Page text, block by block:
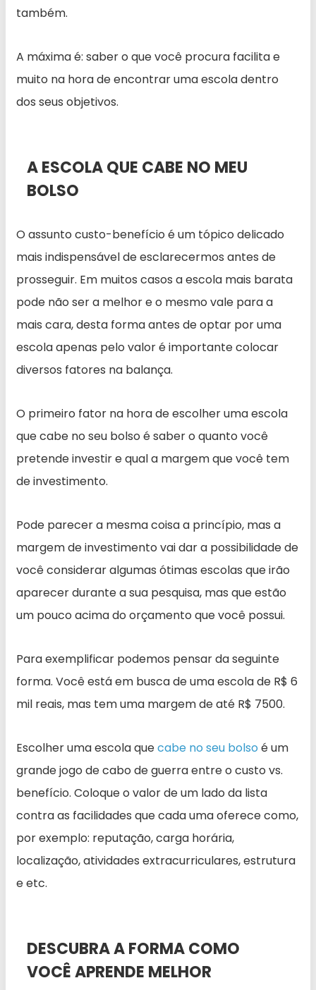
também.
A máxima é: saber o que você procura facilita e
muito na hora de encontrar uma escola dentro
dos seus objetivos.
A ESCOLA QUE CABE NO MEU
BOLSO
O assunto custo-benefício é um tópico delicado
mais indispensável de esclarecermos antes de
prosseguir. Em muitos casos a escola mais barata
pode não ser a melhor e o mesmo vale para a
mais cara, desta forma antes de optar por uma
escola apenas pelo valor é importante colocar
diversos fatores na balança.
O primeiro fator na hora de escolher uma escola
que cabe no seu bolso é saber o quanto você
pretende investir e qual a margem que você tem
de investimento.
Pode parecer a mesma coisa a princípio, mas a
margem de investimento vai dar a possibilidade de
você considerar algumas ótimas escolas que irão
aparecer durante a sua pesquisa, mas que estão
um pouco acima do orçamento que você possui.
Para exemplificar podemos pensar da seguinte
forma. Você está em busca de uma escola de R$ 6
mil reais, mas tem uma margem de até R$ 7500.
Escolher uma escola quecabe no seu bolso é um
grande jogo de cabo de guerra entre o custo vs.
benefício. Coloque o valor de um lado da lista
contra as facilidades que cada uma oferece como,
por exemplo: reputação, carga horária,
localização, atividades extracurriculares, estrutura
e etc.
DESCUBRA A FORMA COMO
VOCÊ APRENDE MELHOR